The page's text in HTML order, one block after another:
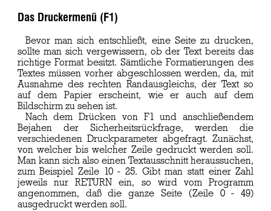
Das Druckermenü (F1)
Bevor man sich entschließt, eine Seite zu drucken,
sollte man sich vergewissern, ob der Text bereits das
richtige Format besitzt. Sämtliche Formatierungen des
Textes müssen vorher abgeschlossen werden, da, mit
Ausnahme des rechten Randausgleichs, der Text so
auf dem Papier erscheint, wie er auch auf dem
Bildschirm zu sehen ist.
Nach dem Drücken von F1 und anschließendem
Bejahen der Sicherheitsrückfrage, werden die
verschiedenen Druckparameter abgefragt. Zunächst,
von welcher bis welcher Zeile gedruckt werden soll.
Man kann sich also einen Textausschnitt heraussuchen,
zum Beispiel Zeile 10 - 25. Gibt man statt einer Zahl
jeweils nur RETURN ein, so wird vom Programm
angenommen, daß die ganze Seite (Zeile 0 - 49)
ausgedruckt werden soll.